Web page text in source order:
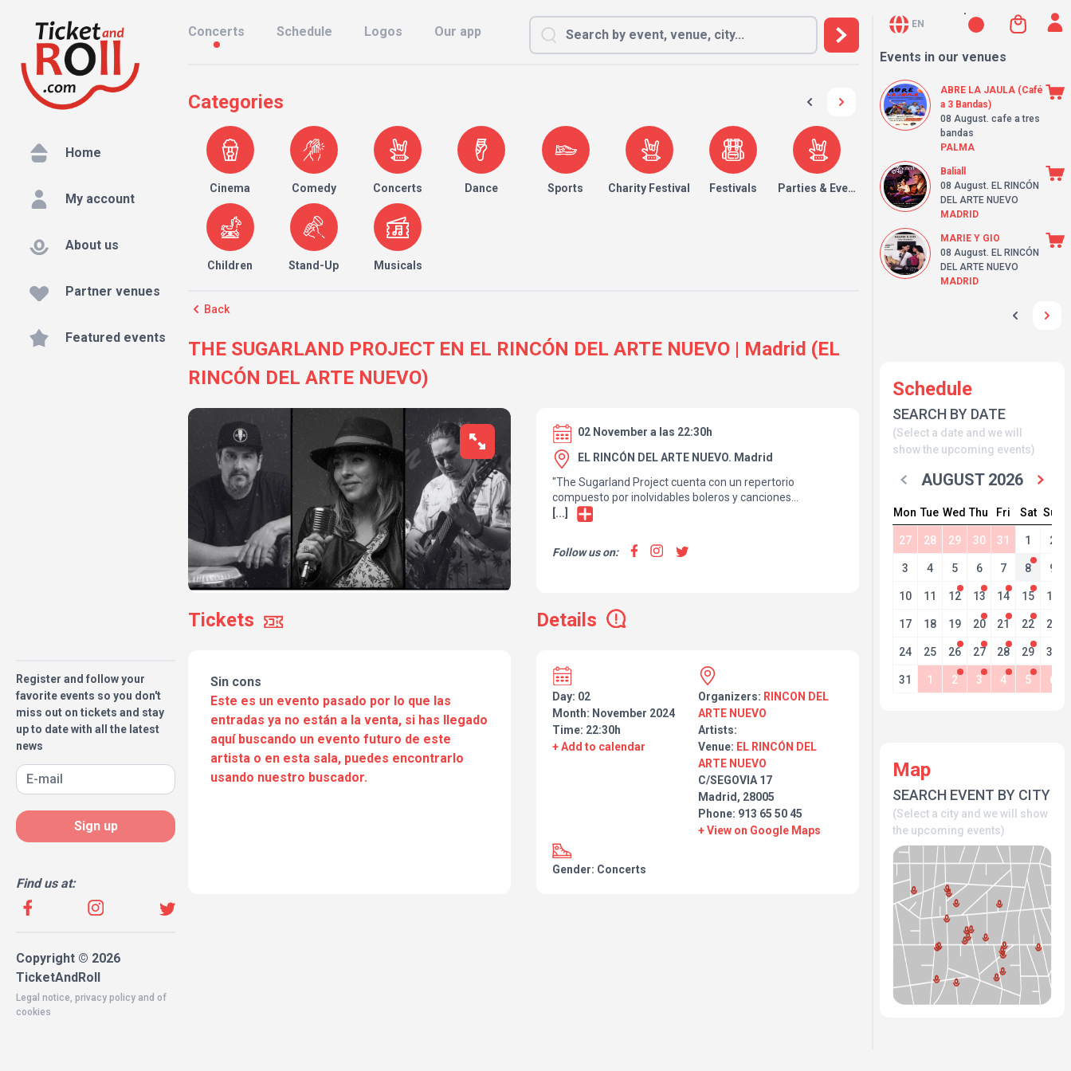
Home
My account
About us
Partner venues
Featured events
Register and follow your
favorite events so you don't
miss out on tickets and stay
up to date with all the latest
news
Sign up
Find us at:
Copyright © 2026
TicketAndRoll
Legal notice, privacy policy and of
cookies
Concerts Schedule Logos Our app
Categories
Cinema Comedy Concerts Dance Sports Charity Festival Festivals Parties & Events
Children Stand-Up Musicals
Back
THE SUGARLAND PROJECT EN EL RINCÓN DEL ARTE NUEVO | Madrid (EL
RINCÓN DEL ARTE NUEVO)
02 November a las 22:30h
EL RINCÓN DEL ARTE NUEVO. Madrid
"The Sugarland Project cuenta con un repertorio
compuesto por inolvidables boleros y canciones
latinoamericanas de carácter universal fusionadas con
mambo, latin jazz, etc.
[...]
Follow us on:
Tickets Details
Sin cons
Este es un evento pasado por lo que las
entradas ya no están a la venta, si has llegado
aquí buscando un evento futuro de este
artista o en esta sala, puedes encontrarlo
usando nuestro buscador.
Day: 02
Month: November 2024
Time: 22:30h
+ Add to calendar
Organizers: RINCON DEL
ARTE NUEVO
Artists:
Venue: EL RINCÓN DEL
ARTE NUEVO
C/SEGOVIA 17
Madrid, 28005
Phone: 913 65 50 45
+ View on Google Maps
Gender: Concerts
EN
Events in our venues
ABRE LA JAULA (Café
a 3 Bandas)
08 August. cafe a tres
bandas
PALMA
Baliall
08 August. EL RINCÓN
DEL ARTE NUEVO
MADRID
MARIE Y GIO
08 August. EL RINCÓN
DEL ARTE NUEVO
MADRID
Schedule
SEARCH BY DATE
(Select a date and we will
show the upcoming events)
AUGUST 2026
Mon Tue Wed Thu Fri Sat Sun
27 28 29 30 31 1 2
3 4 5 6 7 8 9
10 11 12 13 14 15 16
17 18 19 20 21 22 23
24 25 26 27 28 29 30
31 1 2 3 4 5 6
Map
SEARCH EVENT BY CITY
(Select a city and we will show
the upcoming events)